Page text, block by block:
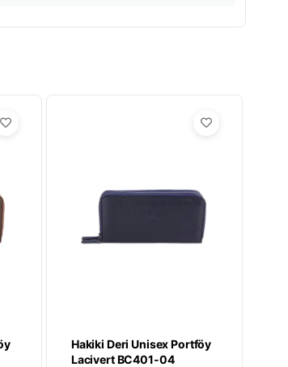
Hakiki Deri Unisex Portföy
Lacivert BC401-04